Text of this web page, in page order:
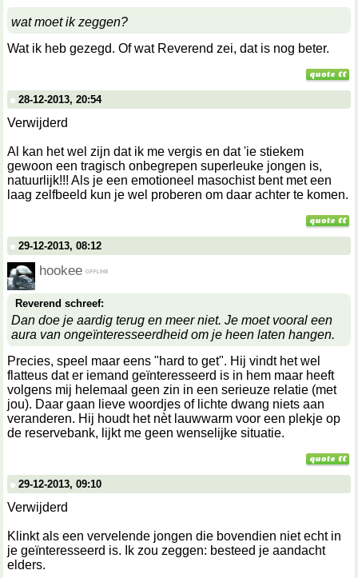
wat moet ik zeggen?
Wat ik heb gezegd. Of wat Reverend zei, dat is nog beter.
28-12-2013, 20:54
Verwijderd
Al kan het wel zijn dat ik me vergis en dat 'ie stiekem
gewoon een tragisch onbegrepen superleuke jongen is,
natuurlijk!!! Als je een emotioneel masochist bent met een
laag zelfbeeld kun je wel proberen om daar achter te komen.
29-12-2013, 08:12
hookee
Reverend schreef:
Dan doe je aardig terug en meer niet. Je moet vooral een
aura van ongeïnteresseerdheid om je heen laten hangen.
Precies, speel maar eens "hard to get". Hij vindt het wel
flatteus dat er iemand geïnteresseerd is in hem maar heeft
volgens mij helemaal geen zin in een serieuze relatie (met
jou). Daar gaan lieve woordjes of lichte dwang niets aan
veranderen. Hij houdt het nèt lauwwarm voor een plekje op
de reservebank, lijkt me geen wenselijke situatie.
29-12-2013, 09:10
Verwijderd
Klinkt als een vervelende jongen die bovendien niet echt in
je geïnteresseerd is. Ik zou zeggen: besteed je aandacht
elders.